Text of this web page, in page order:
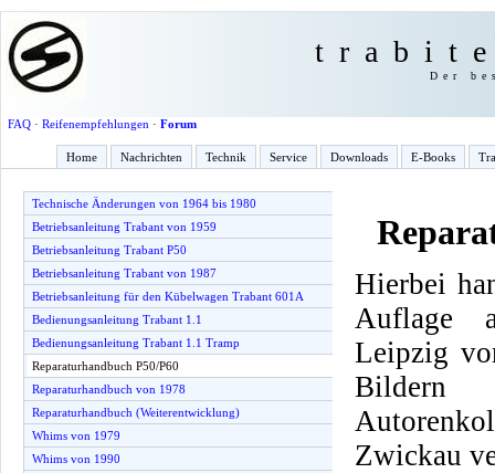
Der
FAQ· Reifenempfehlungen · Forum
Home Nachrichten Technik Service Downloads E-Books
Technische Änderungen von 1964 bis 1980
Betriebsanleitung Trabant von 1959
Betriebsanleitung Trabant P50
Betriebsanleitung Trabant von 1987
Betriebsanleitung für den Kübelwagen Trabant 601A
Bedienungsanleitung Trabant 1.1
Bedienungsanleitung Trabant 1.1 Tramp
Reparaturhandbuch P50/P60
Reparaturhandbuch von 1978
Reparaturhandbuch (Weiterentwicklung)
Whims von 1979
Whims von 1990
Hierbei
Auflage
Leipzig
Zwickau